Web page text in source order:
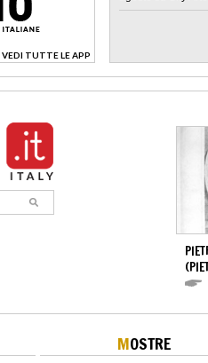
VEDI TUTTE LE APP
>
MOSTRE